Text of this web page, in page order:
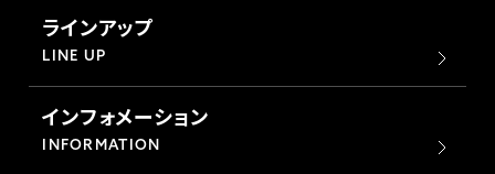
ラインアップ
LINE UP
インフォメーション
INFORMATION
ホンダドリーム 新座
茨城県